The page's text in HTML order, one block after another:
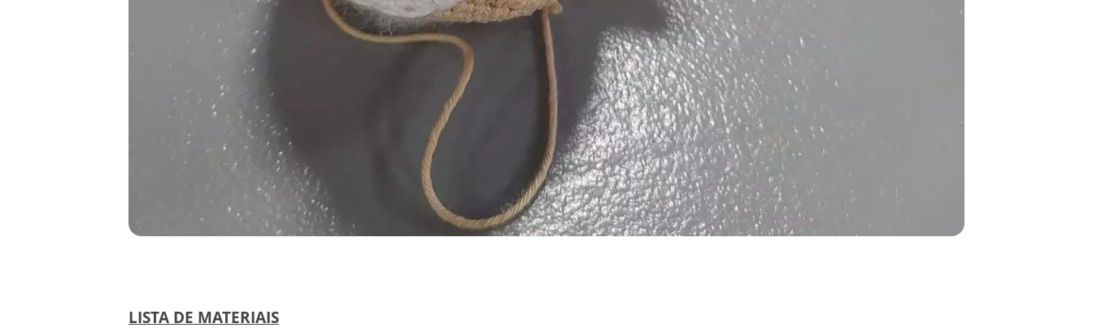
LISTA DE MATERIAIS